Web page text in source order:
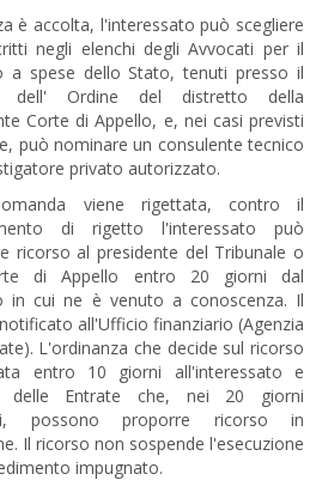
è accolta, l'interessato può scegliere
negli elenchi degli Avvocati per il
a spese dello Stato, tenuti presso il
dell' Ordine del distretto della
Corte di Appello, e, nei casi previsti
può nominare un consulente tecnico
privato autorizzato.
viene rigettata, contro il
di rigetto l'interessato può
ricorso al presidente del Tribunale o
di Appello entro 20 giorni dal
in cui ne è venuto a conoscenza. Il
all'Ufficio finanziario (Agenzia
L'ordinanza che decide sul ricorso
entro 10 giorni all'interessato e
delle Entrate che, nei 20 giorni
possono proporre ricorso in
Il ricorso non sospende l'esecuzione
impugnato.